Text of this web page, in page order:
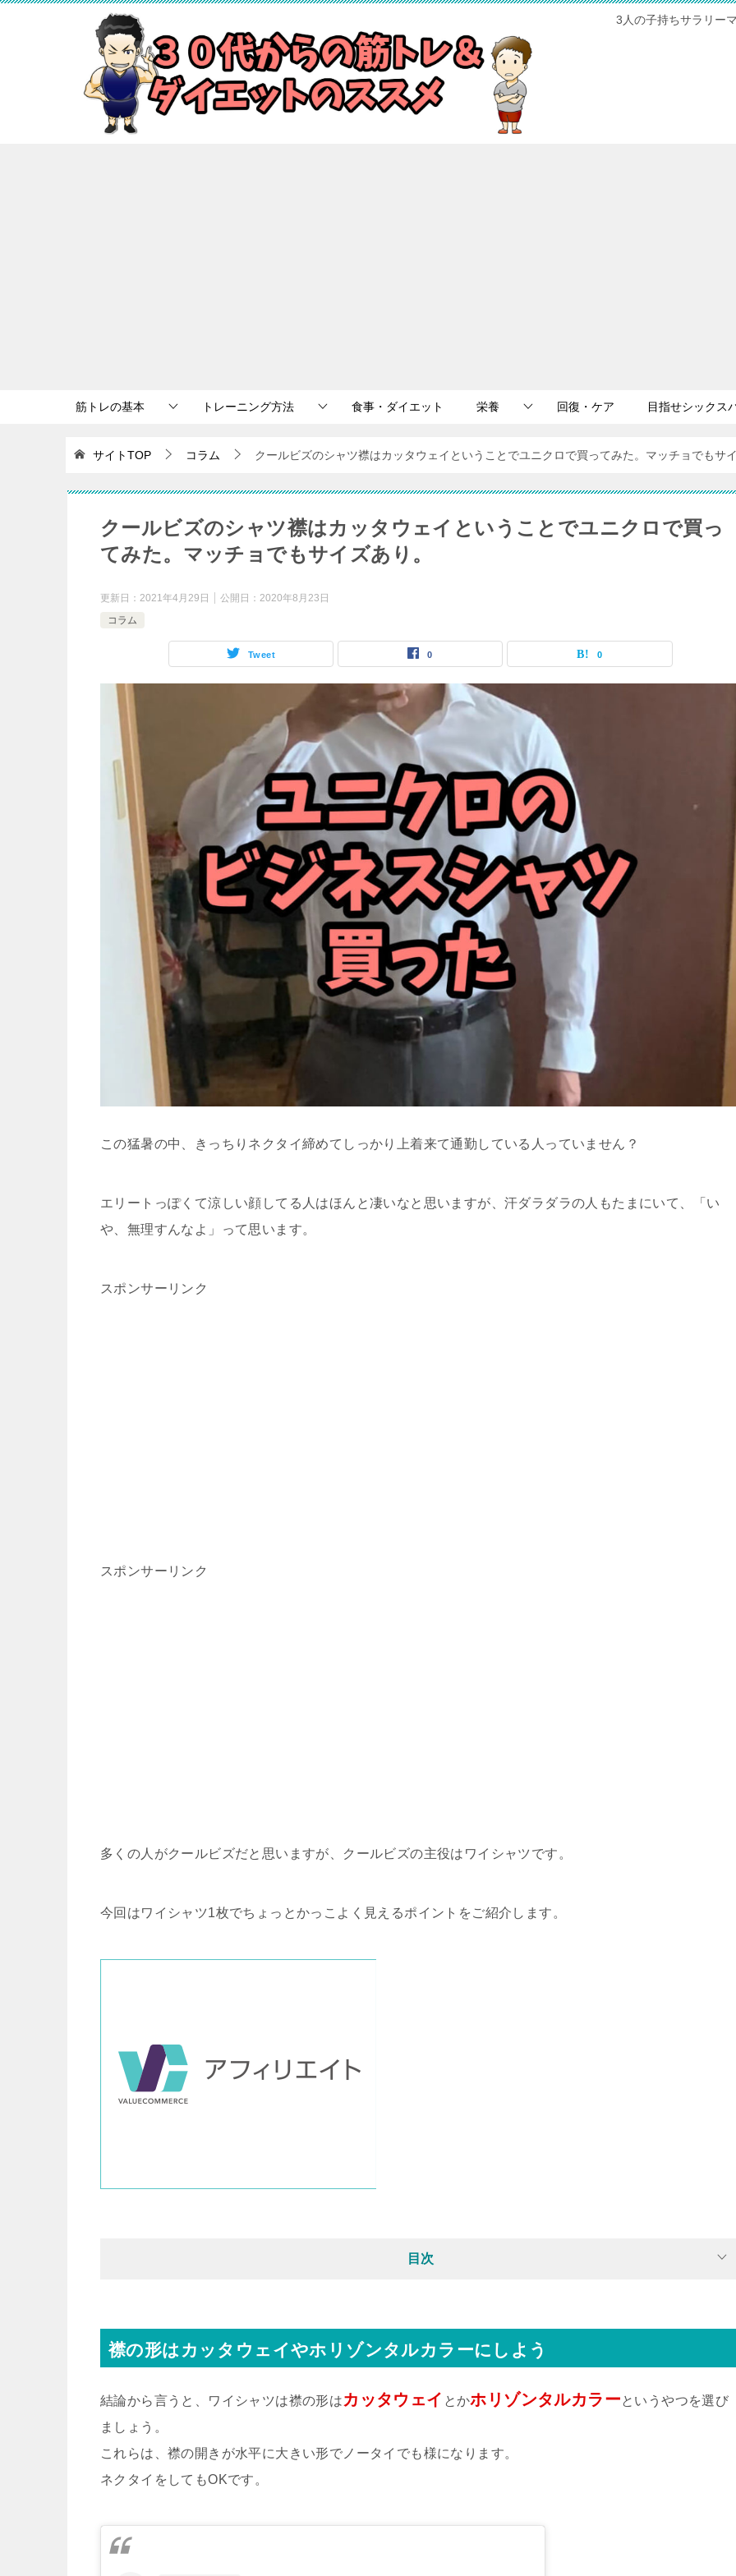
3人の子持ちサラリー
筋トレの基本 トレーニング方法 食事・ダイエット 栄養 回復・ケア 目指せシックス
サイトTOP コラム クールビズのシャツ襟はカッタウェイということでユニクロで買ってみた。マッチョでもサ
クールビズのシャツ襟はカッタウェイということでユニクロで買っ
てみた。マッチョでもサイズあり。
更新日： 2021年4月29日 公開日： 2020年8月23日
コラム
Tweet 0 0
この猛暑の中、きっちりネクタイ締めてしっかり上着来て通勤している人っていません？
エリートっぽくて涼しい顔してる人はほんと凄いなと思いますが、汗ダラダラの人もたまにいて、「い
や、無理すんなよ」って思います。
スポンサーリンク
スポンサーリンク
多くの人がクールビズだと思いますが、クールビズの主役はワイシャツです。
今回はワイシャツ1枚でちょっとかっこよく見えるポイントをご紹介します。
目次
襟の形はカッタウェイやホリゾンタルカラーにしよう
結論から言うと、ワイシャツは襟の形はカッタウェイ とかホリゾンタルカラーというやつを選び
ましょう。
これらは、襟の開きが水平に大きい形でノータイでも様になります。
ネクタイをしてもOKです。